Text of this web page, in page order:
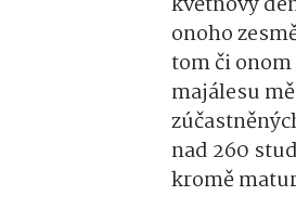
onoho
tom či
majálesu
nad 260
kromě